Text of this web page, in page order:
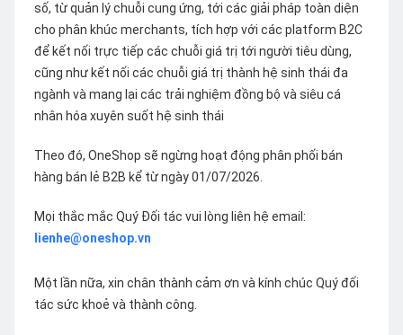
số, từ quản lý chuỗi cung ứng, tới các giải pháp toàn diện
cho phân khúc merchants, tích hợp với các platform B2C
để kết nối trực tiếp các chuỗi giá trị tới người tiêu dùng,
cũng như kết nối các chuỗi giá trị thành hệ sinh thái đa
ngành và mang lại các trải nghiệm đồng bộ và siêu cá
nhân hóa xuyên suốt hệ sinh thái
Theo đó, OneShop sẽ ngừng hoạt động phân phối bán
hàng bán lẻ B2B kể từ ngày 01/07/2026.
Mọi thắc mắc Quý Đối tác vui lòng liên hệ email:
lienhe@oneshop.vn
Một lần nữa, xin chân thành cảm ơn và kính chúc Quý đối
tác sức khoẻ và thành công.